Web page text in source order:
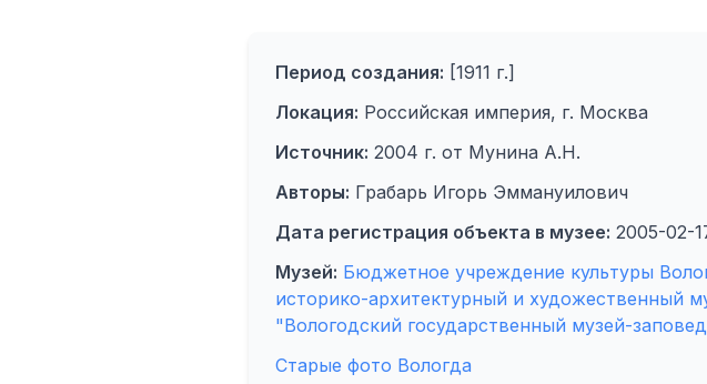
Период создания: [1911 г.]
Локация: Российская империя, г. Москва
Источник: 2004 г. от Мунина А.Н.
Авторы: Грабарь Игорь Эммануилович
Дата регистрация объекта в музее: 2005-02-
Музей: Бюджетное учреждение культуры
историко-архитектурный и художественный
"Вологодский государственный музей-
Старые фото Вологда